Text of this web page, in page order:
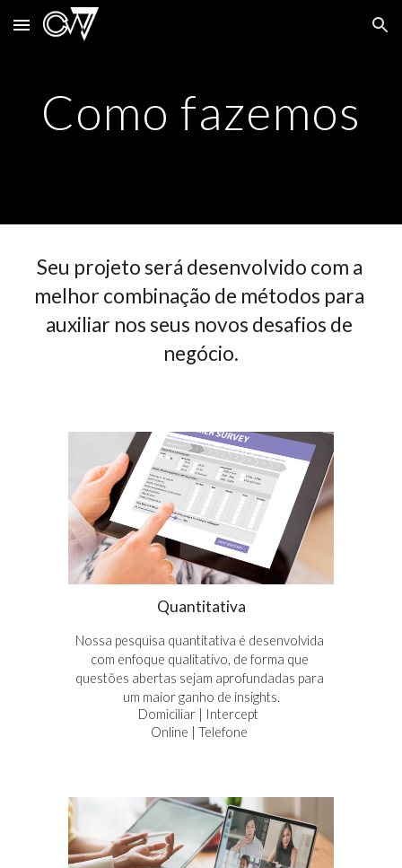
Skip to main content Skip to navigation
Como fazemos
Seu projeto será desenvolvido com a
melhor combinação de métodos para
auxiliar nos seus novos desafios de
negócio.
Quantitativa
Nossa pesquisa quantitativa é desenvolvida
com enfoque qualitativo, de forma que
questões abertas sejam aprofundadas para
um maior ganho de insights.
Domiciliar | Intercept
Online | Telefone